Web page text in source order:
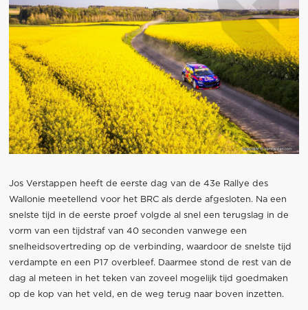
Jos Verstappen heeft de eerste dag van de 43e Rallye des
Wallonie meetellend voor het BRC als derde afgesloten. Na een
snelste tijd in de eerste proef volgde al snel een terugslag in de
vorm van een tijdstraf van 40 seconden vanwege een
snelheidsovertreding op de verbinding, waardoor de snelste tijd
verdampte en een P17 overbleef. Daarmee stond de rest van de
dag al meteen in het teken van zoveel mogelijk tijd goedmaken
op de kop van het veld, en de weg terug naar boven inzetten.